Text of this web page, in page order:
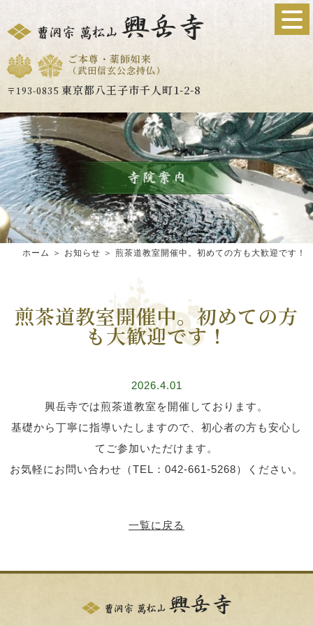
ご本尊・薬師如来
（武田信玄公念持仏）
〒193-0835 東京都八王子市千人町1-2-8
ホーム ＞ お知らせ ＞ 煎茶道教室開催中。初めての方も大歓迎です！
煎茶道教室開催中。初めての方
も大歓迎です！
2026.4.01
興岳寺では煎茶道教室を開催しております。
基礎から丁寧に指導いたしますので、初心者の方も安心し
てご参加いただけます。
お気軽にお問い合わせ（TEL：042-661-5268）ください。
一覧に戻る